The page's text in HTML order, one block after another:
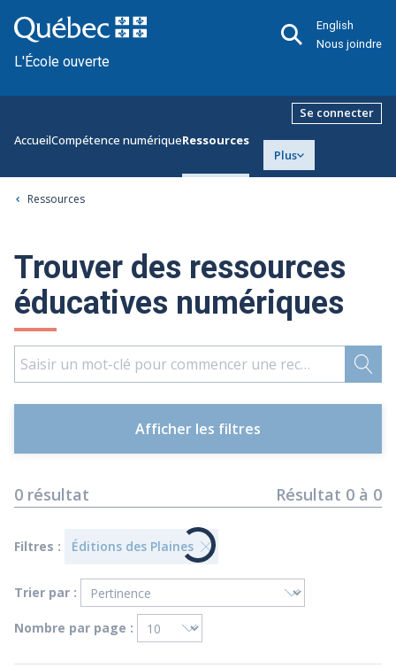
L'École ouverte
English
Nous joindre
AccueilCompétence numériqueRessources
Plus
Se connecter
Ressources
Trouver des ressources
éducatives numériques
Afficher les filtres
0 résultat Résultat 0 à 0
Filtres : Éditions des Plaines
Trier par :
Nombre par page :